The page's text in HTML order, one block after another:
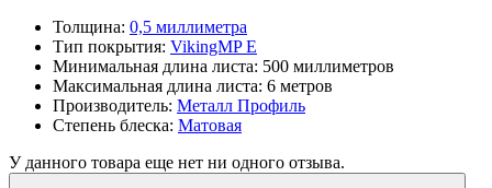
Толщина: 0,5 миллиметра
Тип покрытия: VikingMP E
Минимальная длина листа: 500 миллиметров
Максимальная длина листа: 6 метров
Производитель: Металл Профиль
Степень блеска: Матовая
У данного товара еще нет ни одного отзыва.